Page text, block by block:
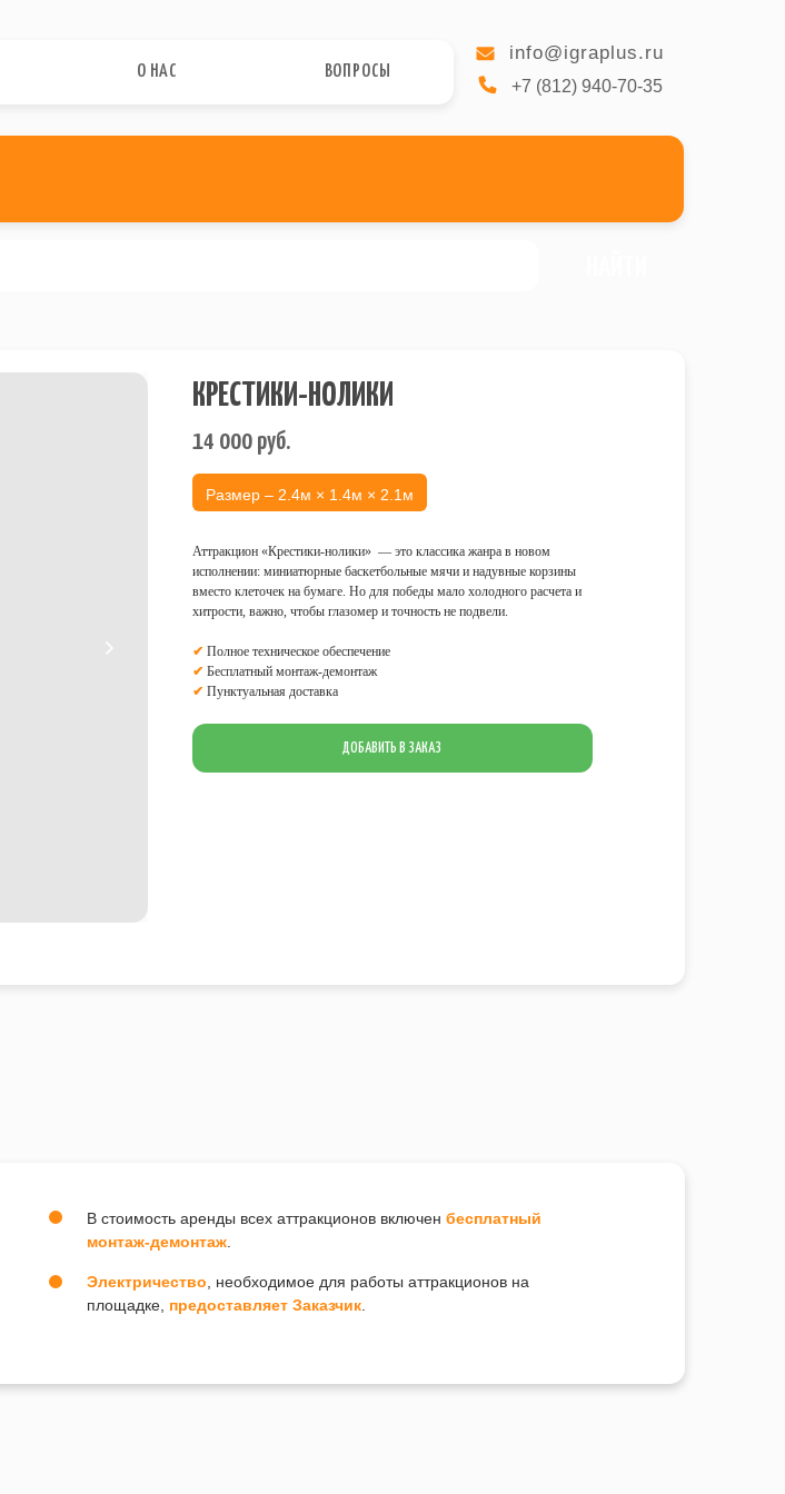
info@igraplus.ru
+7 (812) 940-70-35
О НАС ВОПРОСЫ
КРЕСТИКИ-НОЛИКИ
14 000 руб.
Размер – 2.4м × 1.4м × 2.1м
Аттракцион «Крестики-нолики» — это классика жанра в новом
исполнении: миниатюрные баскетбольные мячи и надувные корзины
вместо клеточек на бумаге. Но для победы мало холодного расчета и
хитрости, важно, чтобы глазомер и точность не подвели.
✔ Полное техническое обеспечение
✔ Бесплатный монтаж-демонтаж
✔ Пунктуальная доставка
ДОБАВИТЬ В ЗАКАЗ
В стоимость аренды всех аттракционов включен бесплатный
монтаж-демонтаж
Электричество , необходимое для работы аттракционов на
площадке, предоставляет Заказчик